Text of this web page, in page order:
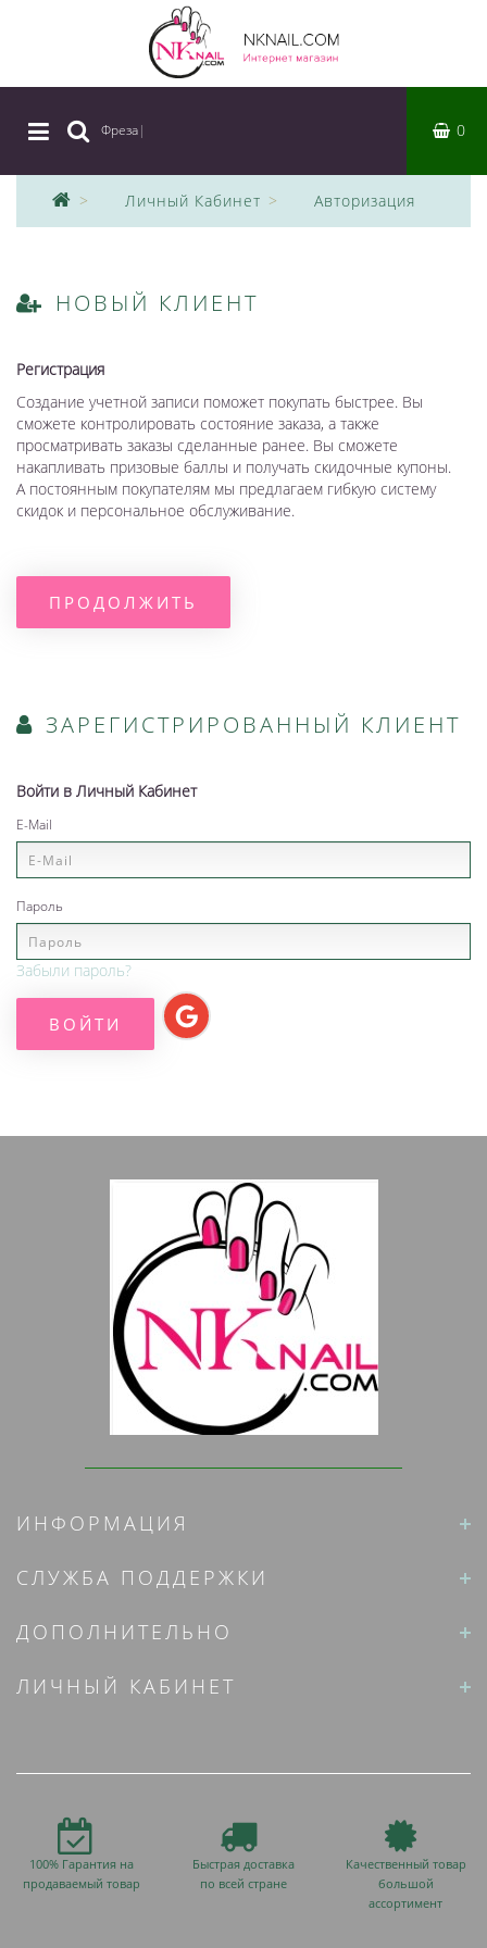
Фреза| 0
Личный Кабинет Авторизация
НОВЫЙ КЛИЕНТ
Регистрация
Создание учетной записи поможет покупать быстрее. Вы
сможете контролировать состояние заказа, а также
просматривать заказы сделанные ранее. Вы сможете
накапливать призовые баллы и получать скидочные купоны.
А постоянным покупателям мы предлагаем гибкую систему
скидок и персональное обслуживание.
ПРОДОЛЖИТЬ
ЗАРЕГИСТРИРОВАННЫЙ КЛИЕНТ
Войти в Личный Кабинет
E-Mail
Пароль
Забыли пароль?
ИНФОРМАЦИЯ
СЛУЖБА ПОДДЕРЖКИ
ДОПОЛНИТЕЛЬНО
ЛИЧНЫЙ КАБИНЕТ
100% Гарантия на
продаваемый товар
Быстрая доставка
по всей стране
Качественный товар
большой
ассортимент